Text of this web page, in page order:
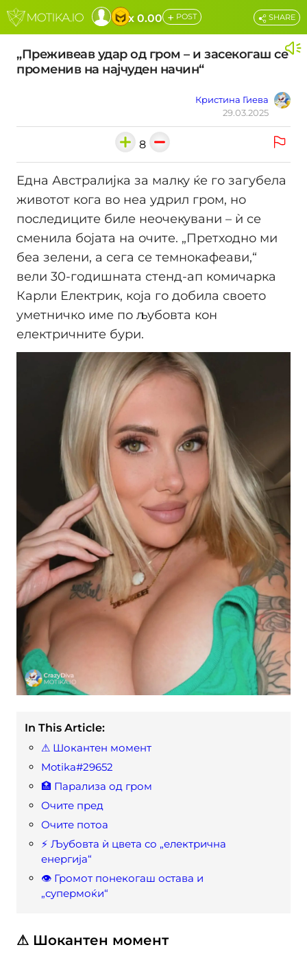
x 0.00 + POST
„Преживеав удар од гром – и засекогаш се
променив на најчуден начин“
Кристина Гиева
29.03.2025
SHARE
8
Една Австралијка за малку ќе го загубела
животот кога во неа удрил гром, но
последиците биле неочекувани – ѝ се
сменила бојата на очите. „Претходно ми
беа зелени, а сега се темнокафеави,“
вели 30-годишната стенд-ап комичарка
Карли Електрик, која го добила своето
уметничко име по љубовта кон
електричните бури.
In This Article:
⚠ Шокантен момент
Motika#29652
🏥 Парализа од гром
Очите пред
Очите потоа
⚡ Љубовта ѝ цвета со „електрична
енергија“
👁 Громот понекогаш остава и
„супермоќи“
⚠ Шокантен момент